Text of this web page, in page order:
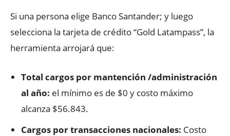
Si una persona elige Banco Santander; y luego
selecciona la tarjeta de crédito “Gold Latampass”, la
herramienta arrojará que:
Total cargos por mantención /administración
al año: el mínimo es de $0 y costo máximo
alcanza $56.843.
Cargos por transacciones nacionales: Costo